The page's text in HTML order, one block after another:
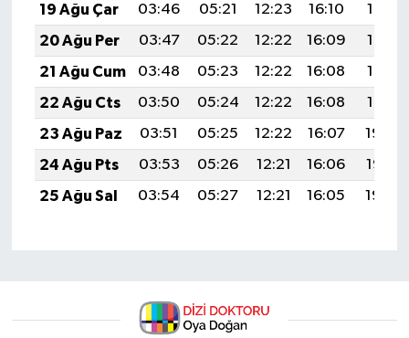
19 Ağu Çar
03:46 05:21 12:23 16:10
19:15
20 Ağu Per
03:47 05:22 12:22 16:09
19:13
21 Ağu Cum
03:48 05:23 12:22 16:08
19:12
22 Ağu Cts
03:50 05:24 12:22 16:08
19:10
23 Ağu Paz
03:51 05:25 12:22 16:07
19:09
24 Ağu Pts
03:53 05:26 12:21 16:06
19:07
25 Ağu Sal
03:54 05:27 12:21 16:05 19:06